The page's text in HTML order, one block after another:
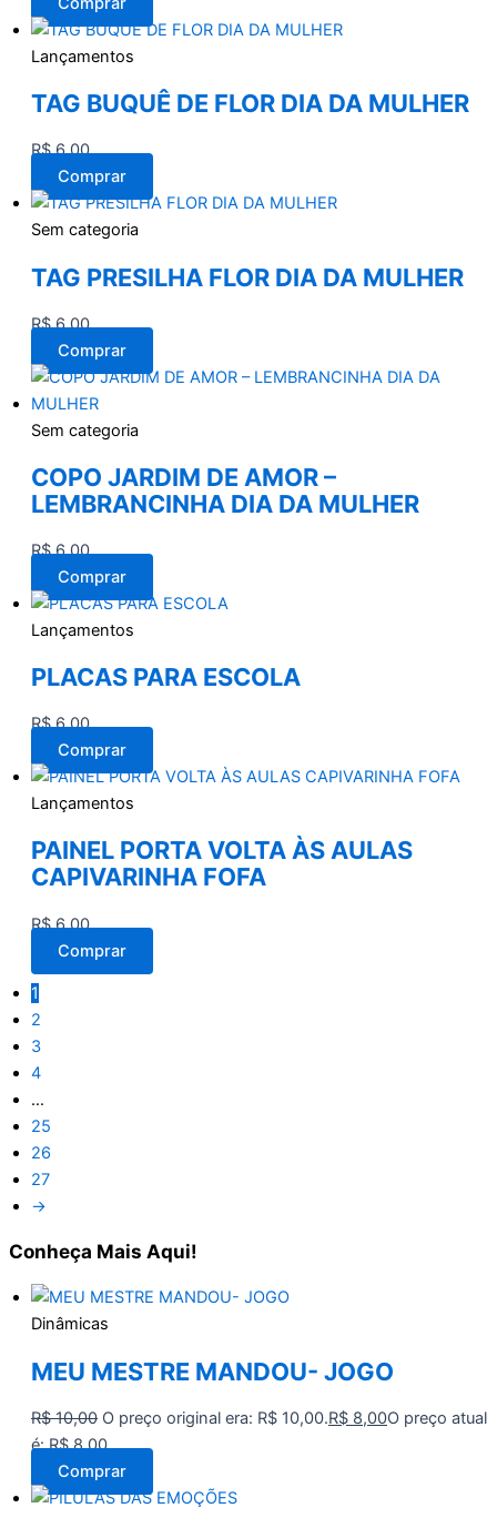
Lançamentos
TAG BUQUÊ DE FLOR DIA DA MULHER
R$6,00
Comprar
Sem categoria
TAG PRESILHA FLOR DIA DA MULHER
R$6,00
Comprar
Sem categoria
COPO JARDIM DE AMOR –
LEMBRANCINHA DIA DA MULHER
R$6,00
Comprar
Lançamentos
PLACAS PARA ESCOLA
R$6,00
Comprar
Lançamentos
PAINEL PORTA VOLTA ÀS AULAS
CAPIVARINHA FOFA
R$6,00
Comprar
1
2
3
4
…
25
26
27
→
Conheça Mais Aqui!
Dinâmicas
MEU MESTRE MANDOU- JOGO
R$10,00 O preço original era: R$ 10,00.R$ 8,00O preço atual
é: R$ 8,00.
Comprar